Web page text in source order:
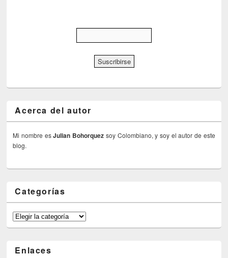
Acerca del autor
Mi nombre esJulian Bohorquez soy Colombiano, y soy el autor de este
blog.
Categorías
Categorías
Enlaces